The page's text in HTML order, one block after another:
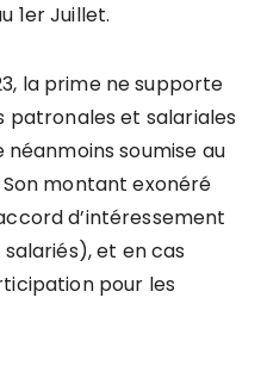
1er Juillet.
la prime ne supporte
patronales et salariales
soumise au
Son montant exonéré
d’intéressement
et en cas
pour les